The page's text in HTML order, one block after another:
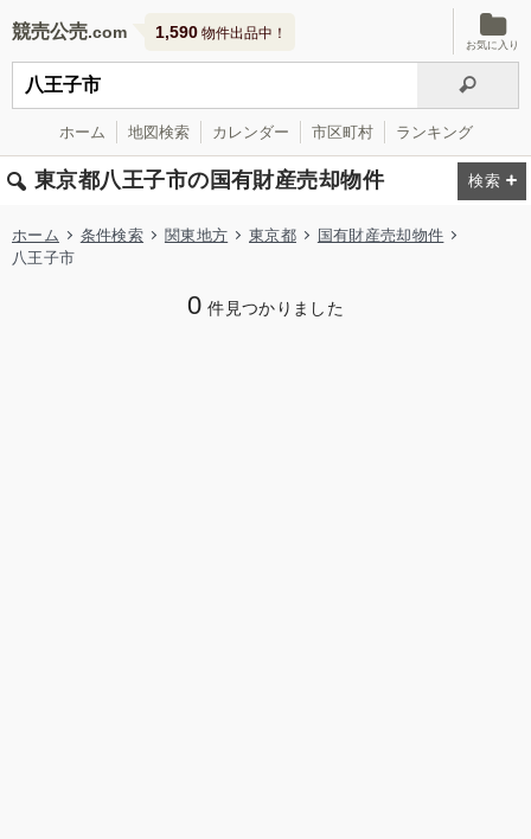
競売公売 1,590 物件出品中！
お気に入り
ホーム 地図検索 カレンダー 市区町村 ランキング
東京都八王子市の国有財産売却物件
ホーム 条件検索 関東地方 東京都
国有財産売却物件
八王子市
0 件見つかりました